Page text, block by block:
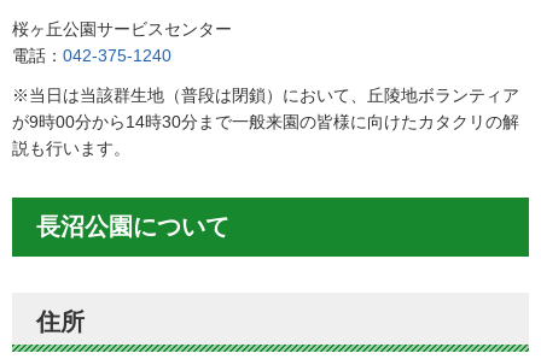
桜ヶ丘公園サービスセンター
電話： 042-375-1240
※当日は当該群生地（普段は閉鎖）において、丘陵地ボランティア
が9時00分から14時30分まで一般来園の皆様に向けたカタクリの解
説も行います。
長沼公園について
住所